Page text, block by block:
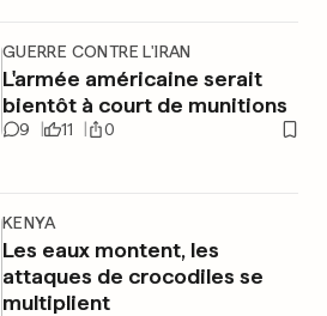
GUERRE CONTRE L'IRAN
L'armée américaine serait
bientôt à court de munitions
9 11 0
KENYA
Les eaux montent, les
attaques de crocodiles se
multiplient